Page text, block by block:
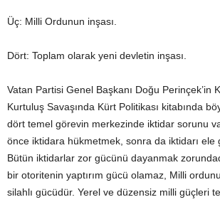
Üç: Milli Ordunun inşası.
Dört: Toplam olarak yeni devletin inşası.
Vatan Partisi Genel Başkanı Doğu Perinçek’in
Kurtuluş Savaşında Kürt Politikası kitabında
dört temel görevin merkezinde iktidar sorunu
önce iktidara hükmetmek, sonra da iktidarı ele
Bütün iktidarlar zor gücünü dayanmak
bir otoritenin yaptırım gücü olamaz, Milli
silahlı gücüdür. Yerel ve düzensiz milli güçleri